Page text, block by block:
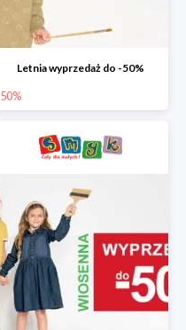
Letnia wyprzedaż do -50%
50%